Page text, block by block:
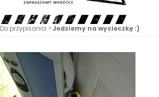
Do przypisania > Jedziemy na wycieczkę :)